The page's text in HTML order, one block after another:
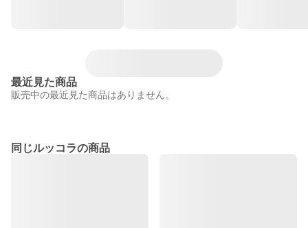
最近見た商品
販売中の最近見た商品はありません。
同じルッコラの商品